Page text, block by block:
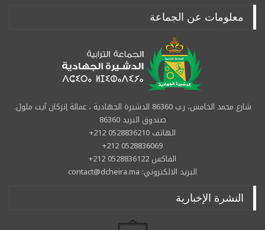
معلومات عن الجماعة
شارع محمد الخامس، ر.ب 86360 الدشيرة الجهادية ، عمالة إنزكان آيت ملول.
صندوق البريد 86360
الهاتف 0528836210 212+
0528836069 212+
الفاكس 0528836122 212+
البريد الالكتروني: contact@dcheira.ma
النشرة الإخبارية